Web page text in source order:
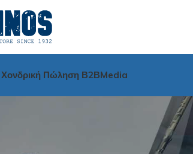
Μηχανισμοί
Χονδρική Πώληση Β2ΒMedia